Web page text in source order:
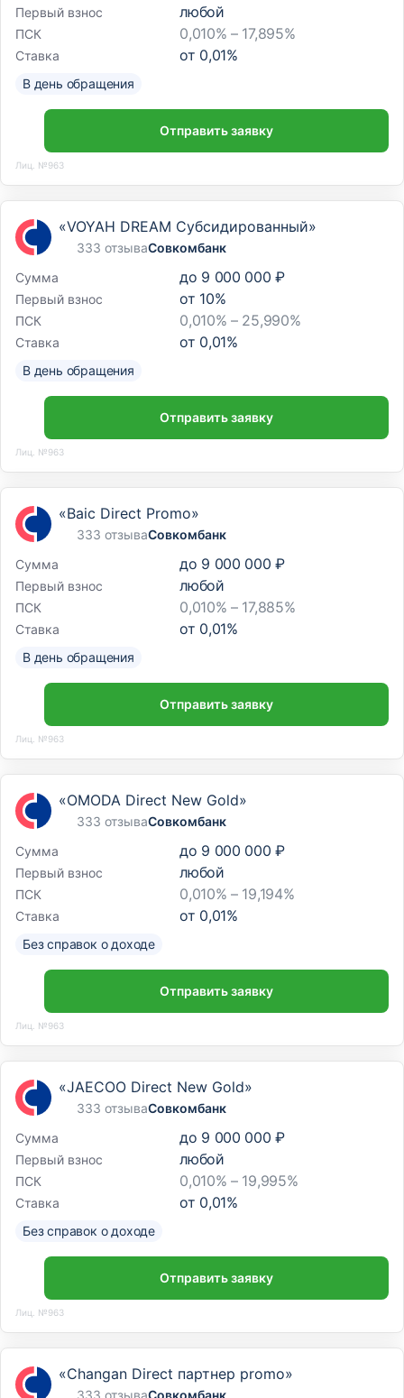
Первый взнос любой
ПСК 0,010% – 17,895%
Ставка от 0,01%
В день обращения
Отправить заявку
Лиц. №963
«VOYAH DREAM Субсидированный»
333 отзываСовкомбанк
Сумма
до 9 000 000 ₽
Первый взнос от 10%
ПСК 0,010% – 25,990%
Ставка от 0,01%
В день обращения
Отправить заявку
Лиц. №963
«Baic Direct Promo»
333 отзываСовкомбанк
Сумма
до 9 000 000 ₽
Первый взнос любой
ПСК 0,010% – 17,885%
Ставка от 0,01%
В день обращения
Отправить заявку
Лиц. №963
«OMODA Direct New Gold»
333 отзываСовкомбанк
Сумма
до 9 000 000 ₽
Первый взнос любой
ПСК 0,010% – 19,194%
Ставка от 0,01%
Без справок о доходе
Отправить заявку
Лиц. №963
«JAECOO Direct New Gold»
333 отзываСовкомбанк
Сумма
до 9 000 000 ₽
Первый взнос любой
ПСК 0,010% – 19,995%
Ставка от 0,01%
Без справок о доходе
Отправить заявку
Лиц. №963
«Changan Direct партнер promo»
333 отзываСовкомбанк